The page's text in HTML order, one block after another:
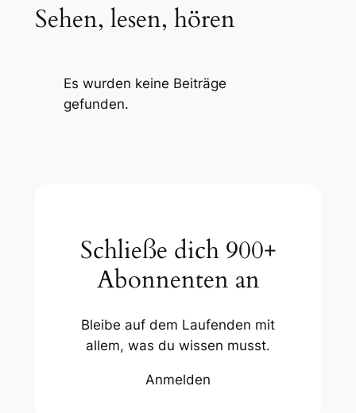
Sehen, lesen, hören
Es wurden keine Beiträge
gefunden.
Schließe dich 900+
Abonnenten an
Bleibe auf dem Laufenden mit
allem, was du wissen musst.
Anmelden